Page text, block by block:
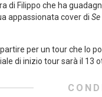
di Filippo che ha
appassionata cover di
per un tour che lo
di inizio tour sarà il 13